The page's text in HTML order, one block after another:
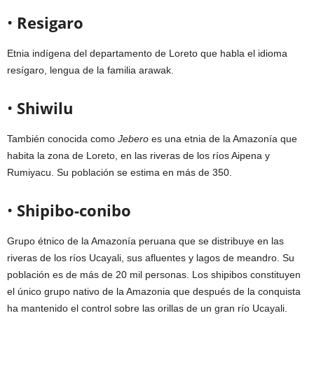
• Resigaro
Etnia indígena del departamento de Loreto que habla el idioma
resígaro, lengua de la familia arawak.
• Shiwilu
También conocida como Jebero es una etnia de la Amazonía que
habita la zona de Loreto, en las riveras de los ríos Aipena y
Rumiyacu. Su población se estima en más de 350.
• Shipibo-conibo
Grupo étnico de la Amazonía peruana que se distribuye en las
riveras de los ríos Ucayali, sus afluentes y lagos de meandro. Su
población es de más de 20 mil personas. Los shipibos constituyen
el único grupo nativo de la Amazonia que después de la conquista
ha mantenido el control sobre las orillas de un gran río Ucayali.